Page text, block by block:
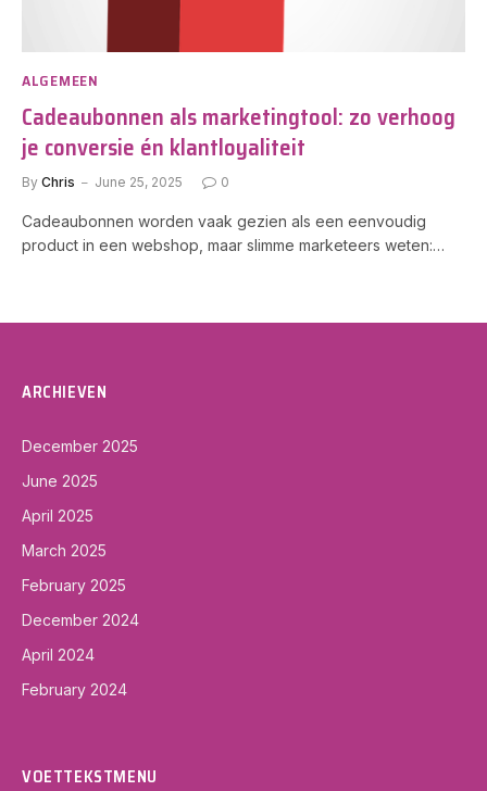
ALGEMEEN
Cadeaubonnen als marketingtool: zo verhoog
je conversie én klantloyaliteit
By Chris June 25, 2025 0
Cadeaubonnen worden vaak gezien als een eenvoudig
product in een webshop, maar slimme marketeers weten:…
ARCHIEVEN
December 2025
June 2025
April 2025
March 2025
February 2025
December 2024
April 2024
February 2024
VOETTEKSTMENU